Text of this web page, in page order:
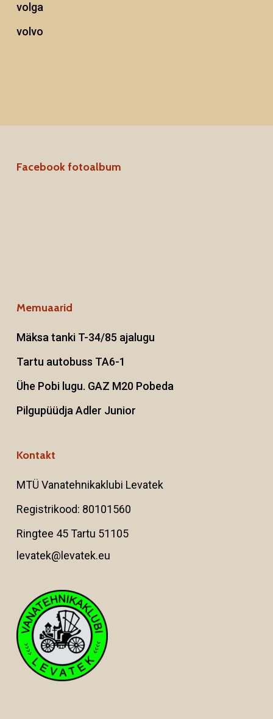
volga
volvo
Facebook fotoalbum
Memuaarid
Mäksa tanki T-34/85 ajalugu
Tartu autobuss TA6-1
Ühe Pobi lugu. GAZ M20 Pobeda
Pilgupüüdja Adler Junior
Kontakt
MTÜ Vanatehnikaklubi Levatek
Registrikood: 80101560
Ringtee 45 Tartu 51105
levatek@levatek.eu